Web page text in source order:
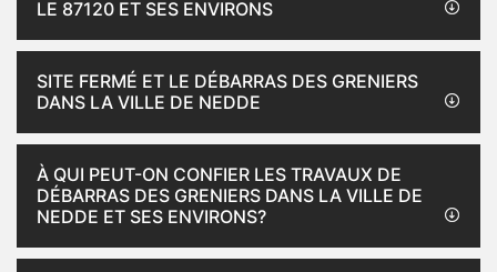
LE 87120 ET SES ENVIRONS
SITE FERMÉ ET LE DÉBARRAS DES GRENIERS
DANS LA VILLE DE NEDDE
À QUI PEUT-ON CONFIER LES TRAVAUX DE
DÉBARRAS DES GRENIERS DANS LA VILLE DE
NEDDE ET SES ENVIRONS?